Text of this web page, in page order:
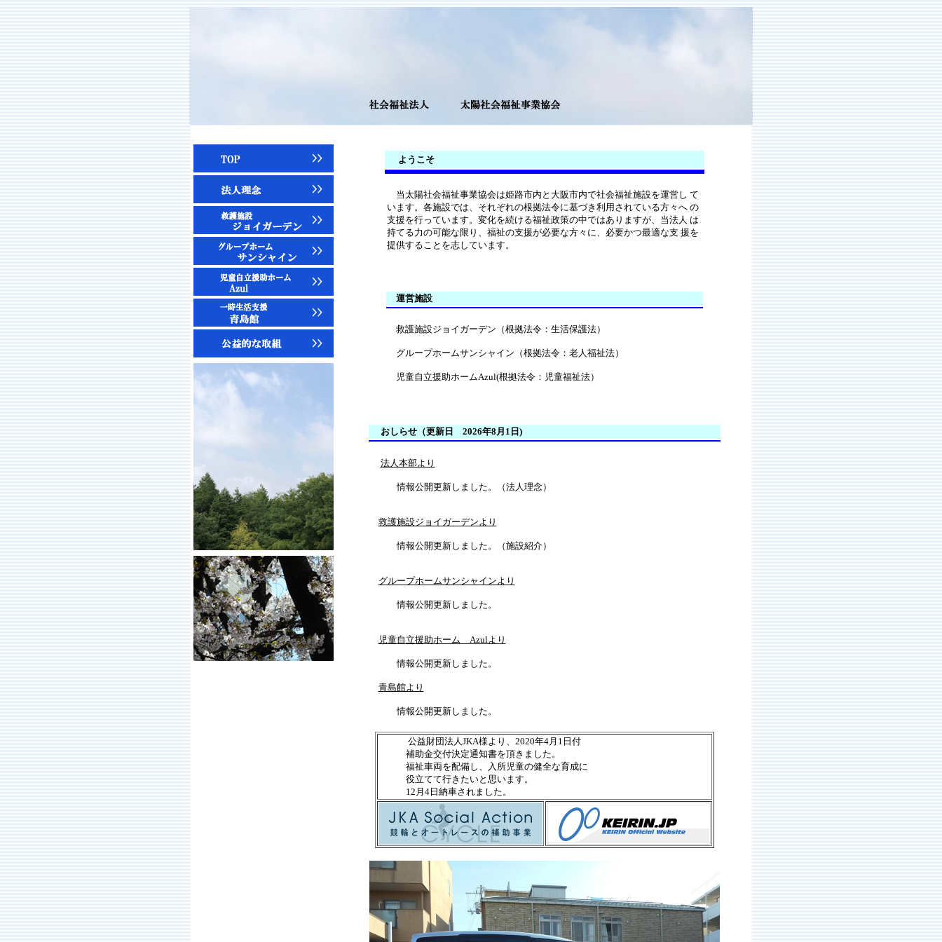
ようこそ
当太陽社会福祉事業協会は姫路市内と大阪市内で社会福祉施設を運営し て
います。各施設では、それぞれの根拠法令に基づき利用されている方々へ の
支援を行っています。変化を続ける福祉政策の中ではありますが、当法人 は
持てる力の可能な限り、福祉の支援が必要な方々に、必要かつ最適な支 援を
提供することを志しています。
運営施設
救護施設ジョイガーデン（根拠法令：生活保護法）
グループホームサンシャイン（根拠法令：老人福祉法）
児童自立援助ホームAzul(根拠法令：児童福祉法）
おしらせ（更新日 2026年8月1日)
法人本部より
情報公開更新しました。（法人理念）
救護施設ジョイガーデンより
情報公開更新しました。（施設紹介）
グループホームサンシャインより
情報公開更新しました。
児童自立援助ホーム Azulより
情報公開更新しました。
青島館より
情報公開更新しました。
公益財団法人JKA様より、2020年4月1日付
補助金交付決定通知書を頂きました。
福祉車両を配備し、入所児童の健全な育成に
役立てて行きたいと思います。
12月4日納車されました。